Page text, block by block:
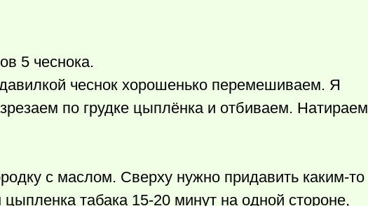
5 чеснока.
чеснок хорошенько перемешиваем. Я
по грудке цыплёнка и отбиваем. Натираем
с маслом. Сверху нужно придавить каким-то
табака 15-20 минут на одной стороне,